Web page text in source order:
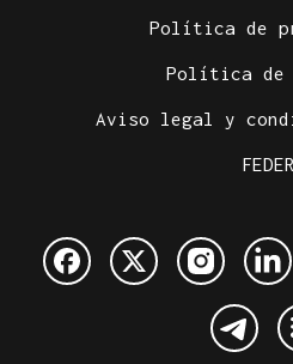
Política de
Política de
Aviso legal y
FEDER